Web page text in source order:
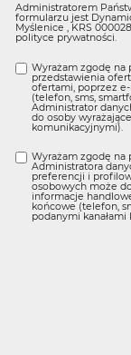
Administratorem
formularzu jest
Myślenice , KRS
polityce prywatności
Wyrażam zgodę na
przedstawienia
ofertami, poprzez
(telefon, sms,
Administrator
do osoby
komunikacyjnymi).
Wyrażam zgodę na
Administratora
preferencji i
osobowych może
informacje
końcowe (telefon,
podanymi